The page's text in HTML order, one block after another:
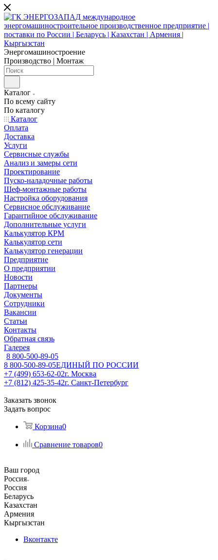
Энергомашиностроение
Производство | Монтаж
Каталог
По всему сайту
По каталогу
Каталог
Оплата
Доставка
Услуги
Сервисные службы
Анализ и замеры сети
Проектирование
Пуско-наладочные работы
Шеф-монтажные работы
Настройка оборудования
Сервисное обслуживание
Гарантийное обслуживание
Дополнительные услуги
Калькулятор КРМ
Калькулятор сети
Калькулятор генерации
Предприятие
О предприятии
Новости
Партнеры
Документы
Сотрудники
Вакансии
Статьи
Контакты
Обратная связь
Галерея
8 800-500-89-05
8 800-500-89-05ЕДИНЫЙ ПО РОССИИ
+7 (499) 653-62-02г. Москва
+7 (812) 425-35-42г. Санкт-Петербург
Заказать звонок
Задать вопрос
Корзина0
Сравнение товаров0
Ваш город
Россия
Россия
Беларусь
Казахстан
Армения
Кыргызстан
Вконтакте